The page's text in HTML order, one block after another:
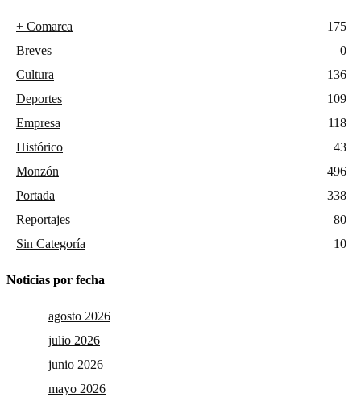
+ Comarca
175
Breves
0
Cultura
136
Deportes
109
Empresa
118
Histórico
43
Monzón
496
Portada
338
Reportajes
80
Sin Categoría
10
Noticias por fecha
agosto 2026
julio 2026
junio 2026
mayo 2026